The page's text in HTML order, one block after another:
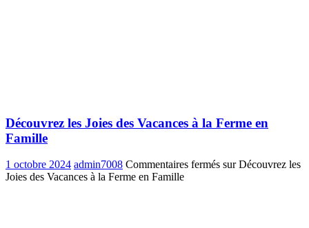
Découvrez les Joies des Vacances à la Ferme en
Famille
1 octobre 2024 admin7008 Commentaires fermés sur Découvrez les
Joies des Vacances à la Ferme en Famille